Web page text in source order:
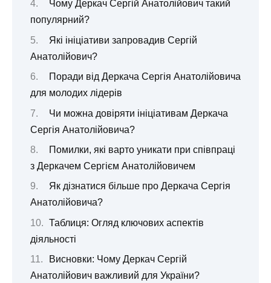
Чому Деркач Сергій Анатолійович такий
популярний?
Які ініціативи запровадив Сергій
Анатолійович?
Поради від Деркача Сергія Анатолійовича
для молодих лідерів
Чи можна довіряти ініціативам Деркача
Сергія Анатолійовича?
Помилки, які варто уникати при співпраці
з Деркачем Сергієм Анатолійовичем
Як дізнатися більше про Деркача Сергія
Анатолійовича?
Таблиця: Огляд ключових аспектів
діяльності
Висновки: Чому Деркач Сергій
Анатолійович важливий для України?